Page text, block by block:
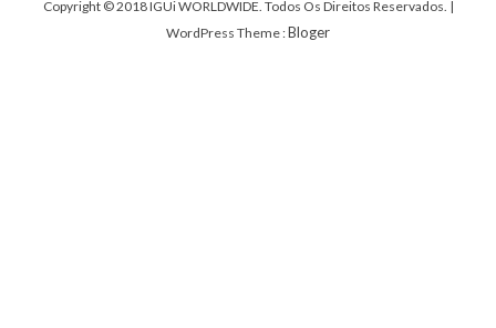
Copyright © 2018 IGUi WORLDWIDE. Todos Os Direitos Reservados. |
WordPress Theme :Bloger